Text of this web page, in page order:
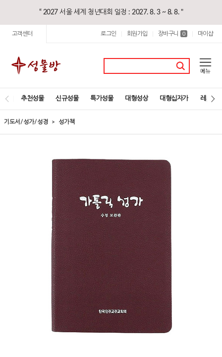
“ 2027 서울 세계 청년대회 일정 : 2027. 8. 3 ~ 8. 8. "
고객센터 로그인 회원가입 장바구니 0 마이샵
추천성물 신규성물 특가성물 대형성상 대형십자가 레지오
기도서/성가/성경 성가책